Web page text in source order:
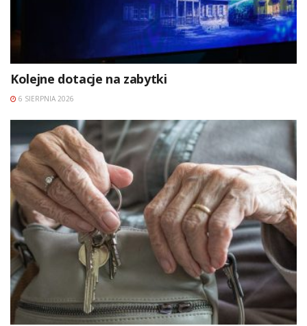
Kolejne dotacje na zabytki
6 SIERPNIA 2026